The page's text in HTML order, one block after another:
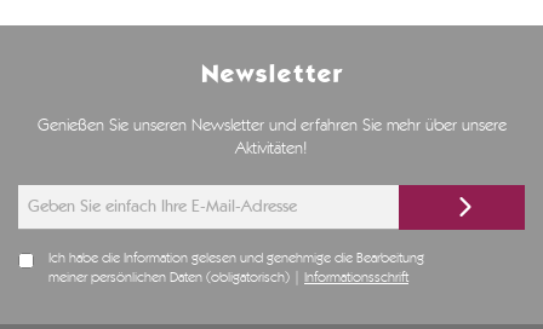
Newsletter
Genießen Sie unseren Newsletter und erfahren Sie mehr über unsere
Aktivitäten!
Ich habe die Information gelesen und genehmige die Bearbeitung
meiner persönlichen Daten (obligatorisch) |
Informationsschrift